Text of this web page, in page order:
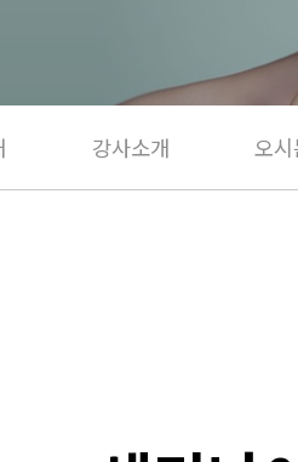
강사소개 오시